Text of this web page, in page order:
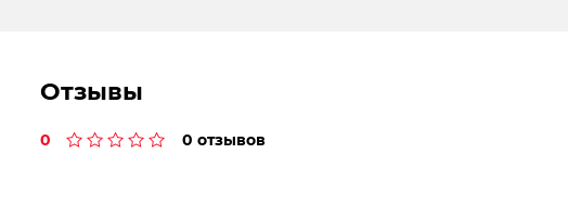
Отзывы
0 0 отзывов